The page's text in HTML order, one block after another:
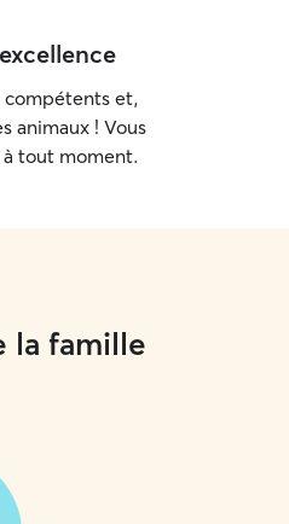
compétents et,
animaux ! Vous
à tout moment.
la famille